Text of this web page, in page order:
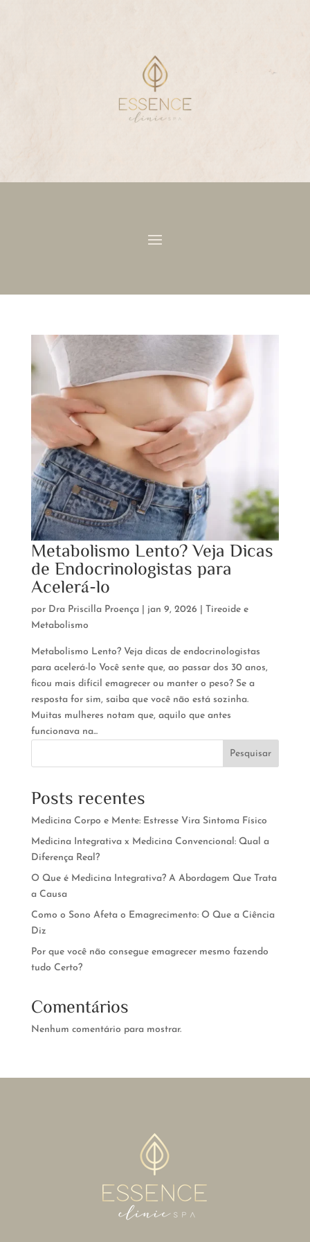
Metabolismo Lento? Veja Dicas
de Endocrinologistas para
Acelerá-lo
por Dra Priscilla Proença| jan 9, 2026
Tireoide e
Metabolismo
Metabolismo Lento? Veja dicas de endocrinologistas
para acelerá-lo Você sente que, ao passar dos 30 anos,
ficou mais difícil emagrecer ou manter o peso? Se a
resposta for sim, saiba que você não está sozinha.
Muitas mulheres notam que, aquilo que antes
funcionava na...
Pesquisar
Posts recentes
Medicina Corpo e Mente: Estresse Vira Sintoma Físico
Medicina Integrativa x Medicina Convencional: Qual a
Diferença Real?
O Que é Medicina Integrativa? A Abordagem Que Trata
a Causa
Como o Sono Afeta o Emagrecimento: O Que a Ciência
Diz
Por que você não consegue emagrecer mesmo fazendo
tudo Certo?
Comentários
Nenhum comentário para mostrar.